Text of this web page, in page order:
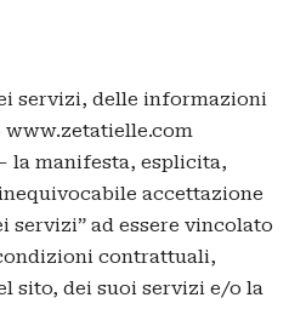
servizi, delle informazioni
la manifesta, esplicita,
accettazione
servizi” ad essere vincolato
contrattuali,
sito, dei suoi servizi e/o la